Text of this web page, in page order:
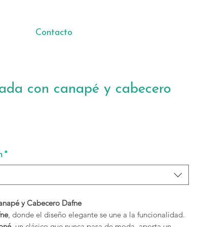
Contacto
con canapé y cabecero
*
y Cabecero Dafne
, donde el diseño elegante se une a la funcionalidad.